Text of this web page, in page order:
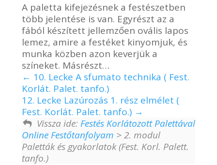
A paletta kifejezésnek a festészetben
több jelentése is van. Egyrészt az a
fából készített jellemzően ovális lapos
lemez, amire a festéket kinyomjuk, és
munka közben azon keverjük a
színeket. Másrészt…
10. Lecke A sfumato technika ( Fest.
Korlát. Palet. tanfo.)
12. Lecke Lazúrozás 1. rész elmélet (
Fest. Korlát. Palet. tanfo.)
Vissza ide: Festés Korlátozott Palettával
Online Festőtanfolyam > 2. modul
Paletták és gyakorlatok (Fest. Korl. Palett.
tanfo.)